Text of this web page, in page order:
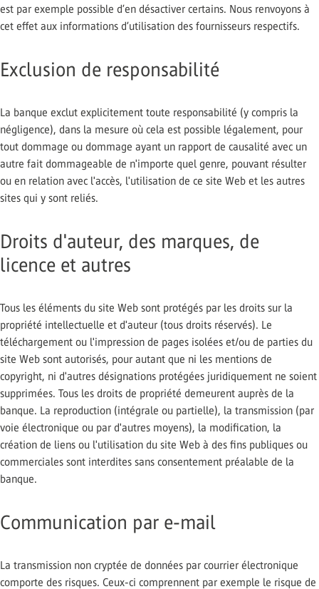
est par exemple possible d’en désactiver certains. Nous renvoyons à
cet effet aux informations d’utilisation des fournisseurs respectifs.
Exclusion de responsabilité
La banque exclut explicitement toute responsabilité (y compris la
négligence), dans la mesure où cela est possible légalement, pour
tout dommage ou dommage ayant un rapport de causalité avec un
autre fait dommageable de n'importe quel genre, pouvant résulter
ou en relation avec l'accès, l'utilisation de ce site Web et les autres
sites qui y sont reliés.
Droits d'auteur, des marques, de
licence et autres
Tous les éléments du site Web sont protégés par les droits sur la
propriété intellectuelle et d'auteur (tous droits réservés). Le
téléchargement ou l'impression de pages isolées et/ou de parties du
site Web sont autorisés, pour autant que ni les mentions de
copyright, ni d'autres désignations protégées juridiquement ne soient
supprimées. Tous les droits de propriété demeurent auprès de la
banque. La reproduction (intégrale ou partielle), la transmission (par
voie électronique ou par d'autres moyens), la modification, la
création de liens ou l'utilisation du site Web à des fins publiques ou
commerciales sont interdites sans consentement préalable de la
banque.
Communication par e-mail
La transmission non cryptée de données par courrier électronique
comporte des risques. Ceux-ci comprennent par exemple le risque de